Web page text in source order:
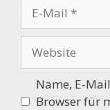
Mail
Name, E-
Browser für